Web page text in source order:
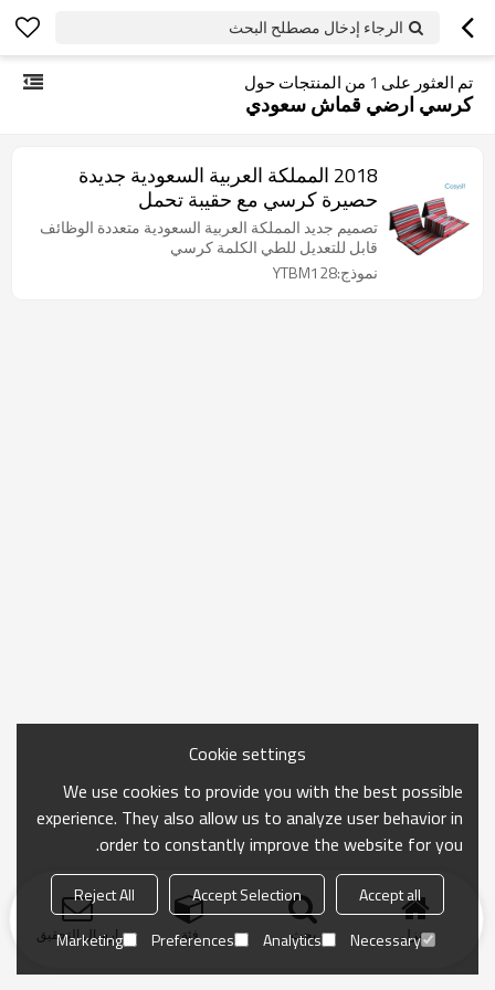
الرجاء إدخال مصطلح البحث
تم العثور على 1 من المنتجات حول
كرسي ارضي قماش سعودي
2018 المملكة العربية السعودية جديدة
حصيرة كرسي مع حقيبة تحمل
تصميم جديد المملكة العربية السعودية متعددة الوظائف
قابل للتعديل للطي الكلمة كرسي
نموذج:YTBM128
منزل بحث فئة ارسال التحقيق
Cookie settings
We use cookies to provide you with the best possible
experience. They also allow us to analyze user behavior in
order to constantly improve the website for you.
Accept all
Accept Selection
Reject All
Necessary
Analytics
Preferences
Marketing